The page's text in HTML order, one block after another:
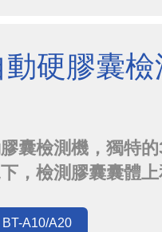
動硬膠囊檢
囊檢測機，獨特
，檢測膠囊囊體
A10/A20